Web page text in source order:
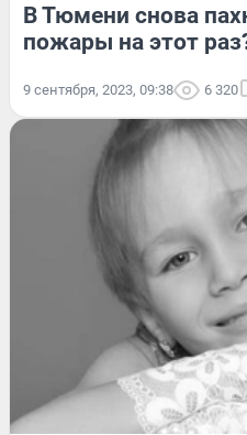
В Тюмени снова
пожары на этот
9 сентября, 2023, 09:38 6 320